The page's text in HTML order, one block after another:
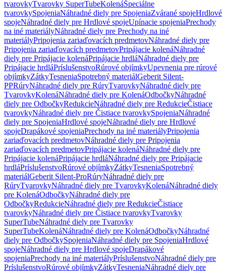
tvarovkyTvarovky SuperTubeKolenáŠpeciálne
tvarovkySpojeniaNáhradné diely pre SpojeniaZvárané spojeHrdlové
spojeNáhradné diely pre Hrdlové spojeUpínacie spojeniaPrechody
na iné materiályNáhradné diely pre Prechody na iné
materiályPripojenia zariaďovacích predmetovNáhradné diely pre
Pripojenia zariaďovacích predmetovPripájacie kolenáNáhradné
diely pre Pripájacie kolenáPripájacie hrdláNáhradné diely pre
Pripájacie hrdláPríslušenstvoRúrové objímkyUpevnenia pre rúrové
objímkyZátkyTesneniaSpotrebný materiálGeberit Silent-
PPRúryNáhradné diely pre RúryTvarovkyNáhradné diely pre
TvarovkyKolenáNáhradné diely pre KolenáOdbočkyNáhradné
diely pre OdbočkyRedukcieNáhradné diely pre RedukcieČistiace
tvarovkyNáhradné diely pre Čistiace tvarovkySpojeniaNáhradné
diely pre SpojeniaHrdlové spojeNáhradné diely pre Hrdlové
spojeDrapákové spojeniaPrechody na iné materiályPripojenia
zariaďovacích predmetovNáhradné diely pre Pripojenia
zariaďovacích predmetovPripájacie kolenáNáhradné diely pre
Pripájacie kolenáPripájacie hrdláNáhradné diely pre Pripájacie
hrdláPríslušenstvoRúrové objímkyZátkyTesneniaSpotrebný
materiálGeberit Silent-ProRúryNáhradné diely pre
RúryTvarovkyNáhradné diely pre TvarovkyKolenáNáhradné diely
pre KolenáOdbočkyNáhradné diely pre
OdbočkyRedukcieNáhradné diely pre RedukcieČistiace
tvarovkyNáhradné diely pre Čistiace tvarovkyTvarovky
SuperTubeNáhradné diely pre Tvarovky
SuperTubeKolenáNáhradné diely pre KolenáOdbočkyNáhradné
diely pre OdbočkySpojeniaNáhradné diely pre SpojeniaHrdlové
spojeNáhradné diely pre Hrdlové spojeDrapákové
spojeniaPrechody na iné materiályPríslušenstvoNáhradné diely pre
PríslušenstvoRúrové objímkyZátkyTesneniaNáhradné diely pre